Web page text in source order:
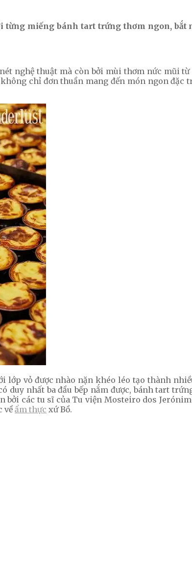
miếng bánh tart trứng thơm ngon, bắt
nghệ thuật mà còn bởi mùi thơm nức mũi
chỉ đơn thuần mang đến món ngon đặc
lớp vỏ được nhào nặn khéo léo tạo thành
nhất ba đầu bếp nắm được, bánh tart
các tu sĩ của Tu viện Mosteiro dos
vềẩm thực xứ Bồ.